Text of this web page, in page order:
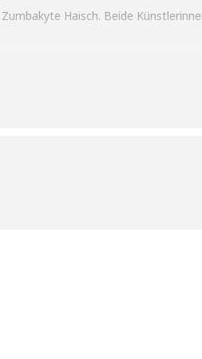
Haisch. Beide
werden.